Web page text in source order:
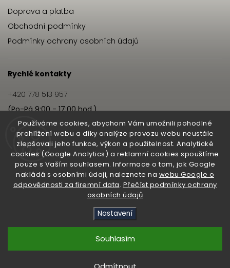
Používáme cookies, abychom Vám umožnili pohodlné
prohlížení webu a díky analýze provozu webu neustále
zlepšovali jeho funkce, výkon a použitelnost. Analytické
cookies (Google Analytics) a reklamní cookies spouštíme
pouze s Vaším souhlasem. Informace o tom, jak Google
nakládá s osobními údaji, naleznete na webu Google o
odpovědnosti za firemní data. Přečíst podmínky ochrany
osobních údajů
Nastavení
Souhlasím
Doprava a platba
Obchodní podmínky
Podmínky ochrany osobních údajů
Rychlé kontakty
+420 778 513 957
(Po-Pá 9:00 - 17:00 hod.)
info@hairbeat.cz
Hairbeat
O nás
Pro salony
Hairbeat. Všechna práva vyhrazena.
Upravit nastavení cookies